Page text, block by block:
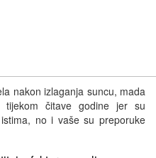
nakon izlaganja suncu, mada
čitave godine jer su
no i vaše su preporuke